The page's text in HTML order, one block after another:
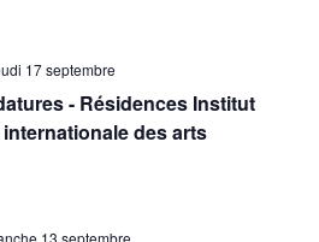
17 septembre
- Résidences Institut
des arts
13 septembre